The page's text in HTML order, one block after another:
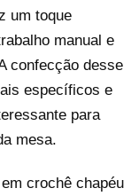
um toque
manual e
confecção desse
específicos e
para
mesa.
crochê chapéu